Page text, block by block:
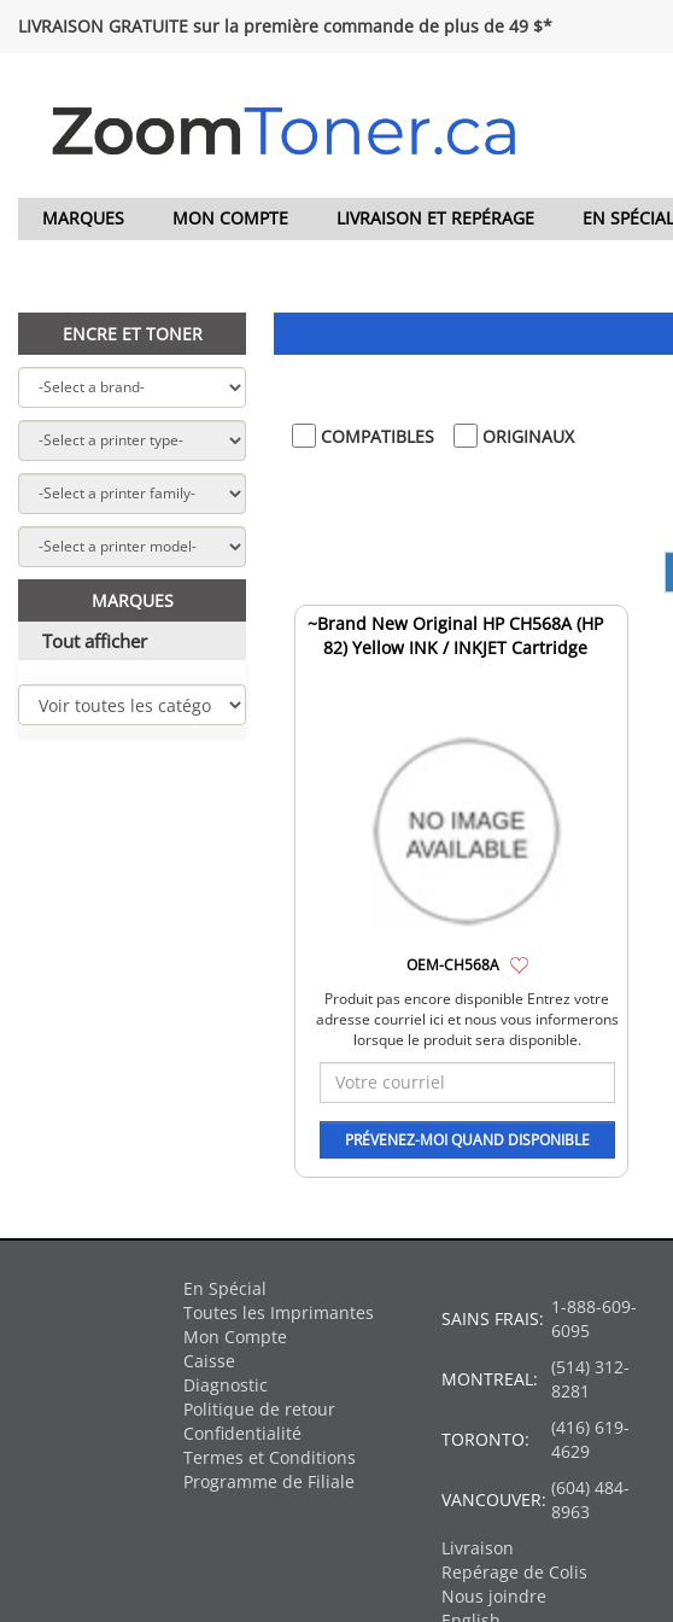
LIVRAISON GRATUITE sur la première commande de plus de 49 $*
MARQUES MON COMPTE LIVRAISON ET REPÉRAGE EN SPÉCIAL
ENCRE ET TONER
MARQUES
Tout afficher
COMPATIBLES ORIGINAUX
~Brand New Original HP CH568A (HP
82) Yellow INK / INKJET Cartridge
OEM-CH568A
Produit pas encore disponible Entrez votre
adresse courriel ici et nous vous informerons
lorsque le produit sera disponible.
En Spécial
Toutes les Imprimantes
Mon Compte
Caisse
Diagnostic
Politique de retour
Confidentialité
Termes et Conditions
Programme de Filiale
SAINS FRAIS:
1-888-609-
6095
MONTREAL:
(514) 312-
8281
TORONTO:
(416) 619-
4629
VANCOUVER:
(604) 484-
8963
Livraison
Repérage de Colis
Nous joindre